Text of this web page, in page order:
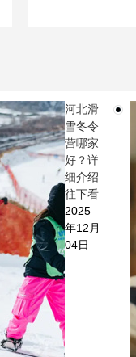
河北滑
雪冬令
营哪家
好？详
细介绍
往下看
2025
年12月
04日